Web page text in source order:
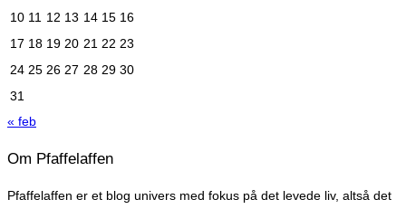
10 11 12 13 14 15 16
17 18 19 20 21 22 23
24 25 26 27 28 29 30
31
« feb
Om Pfaffelaffen
Pfaffelaffen er et blog univers med fokus på det levede liv, altså det